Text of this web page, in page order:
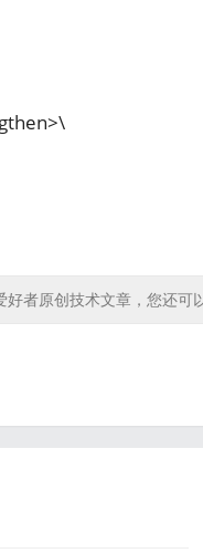
好者原创技术文章，您还可